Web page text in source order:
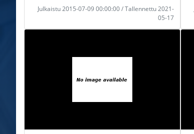
Julkaistu 2015-07-09 00:00:00 / Tallennettu 2021-
05-17